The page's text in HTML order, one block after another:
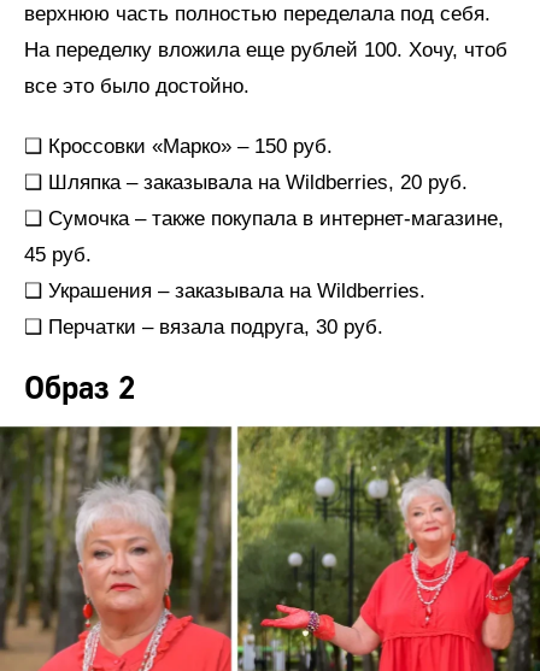
верхнюю часть полностью переделала под себя.
На переделку вложила еще рублей 100. Хочу, чтоб
все это было достойно.
❑ Кроссовки «Марко» – 150 руб.
❑ Шляпка – заказывала на Wildberries, 20 руб.
❑ Сумочка – также покупала в интернет-магазине,
45 руб.
❑ Украшения – заказывала на Wildberries.
❑ Перчатки – вязала подруга, 30 руб.
Образ 2